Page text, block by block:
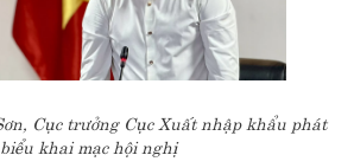
Cục trưởng Cục Xuất nhập khẩu phát
biểu khai mạc hội nghị